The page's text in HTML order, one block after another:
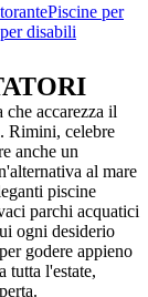
Piscine per
disabili
accarezza il
Rimini, celebre
anche un
al mare
piscine
parchi acquatici
ogni desiderio
godere appieno
tutta l'estate,